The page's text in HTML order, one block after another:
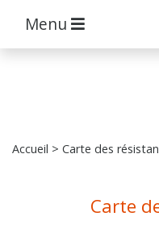
Menu
Accueil > Carte des
Carte